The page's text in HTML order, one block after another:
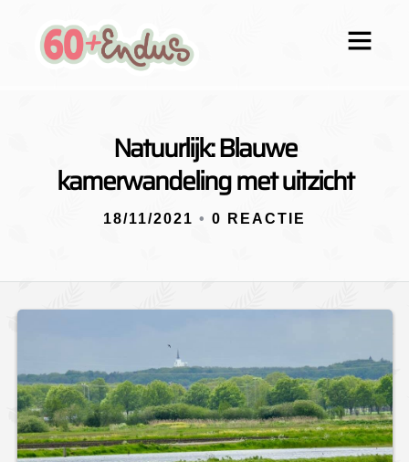
Natuurlijk: Blauwe
kamerwandeling met uitzicht
18/11/2021 • 0 REACTIE